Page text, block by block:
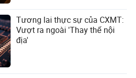
Tương lai thực sự của CXMT:
Vượt ra ngoài 'Thay thế nội
địa'